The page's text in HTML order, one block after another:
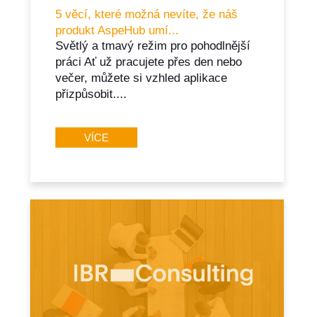
5 věcí, které možná nevíte, že náš
produkt AspeHub umí...
Světlý a tmavý režim pro pohodlnější
práci Ať už pracujete přes den nebo
večer, můžete si vzhled aplikace
přizpůsobit....
VÍCE